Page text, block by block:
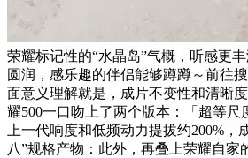
荣耀标记性的“水晶岛”气概，听感更
圆润，感乐趣的伴侣能够蹲蹲～前往
面意义理解就是，成片不变性和清晰
耀500一口吻上了两个版本：「超等尺
上一代响度和低频动力提拔约200%，
八”规格产物：此外，再叠上荣耀自家